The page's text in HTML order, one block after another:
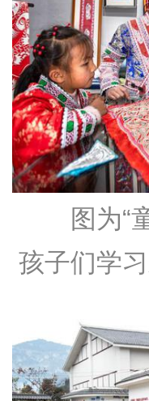
图为“
孩子们学习